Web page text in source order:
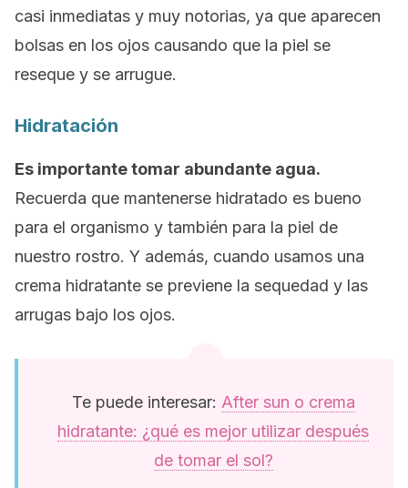
casi inmediatas y muy notorias, ya que aparecen
bolsas en los ojos causando que la piel se
reseque y se arrugue.
Hidratación
Es importante tomar abundante agua.
Recuerda que mantenerse hidratado es bueno
para el organismo y también para la piel de
nuestro rostro. Y además, cuando usamos una
crema hidratante se previene la sequedad y las
arrugas bajo los ojos.
Te puede interesar: After sun o crema
hidratante: ¿qué es mejor utilizar después
de tomar el sol?